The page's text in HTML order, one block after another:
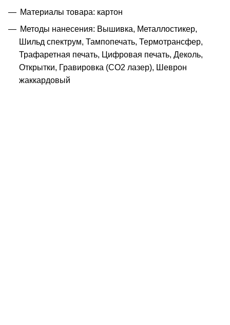
Материалы товара: картон
Методы нанесения: Вышивка, Металлостикер,
Шильд спектрум, Тампопечать, Термотрансфер,
Трафаретная печать, Цифровая печать, Деколь,
Открытки, Гравировка (CO2 лазер), Шеврон
жаккардовый